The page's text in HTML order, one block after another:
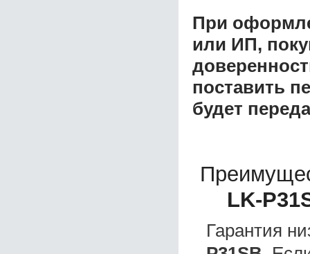
При
или ИП,
поставить
будет
LK-
Гарантия